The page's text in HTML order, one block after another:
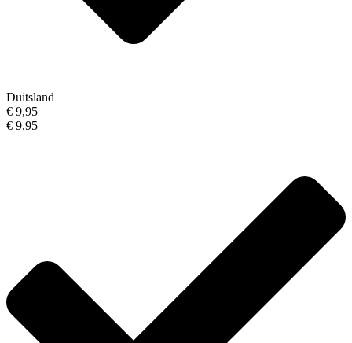
Duitsland
€ 9,95
€ 9,95